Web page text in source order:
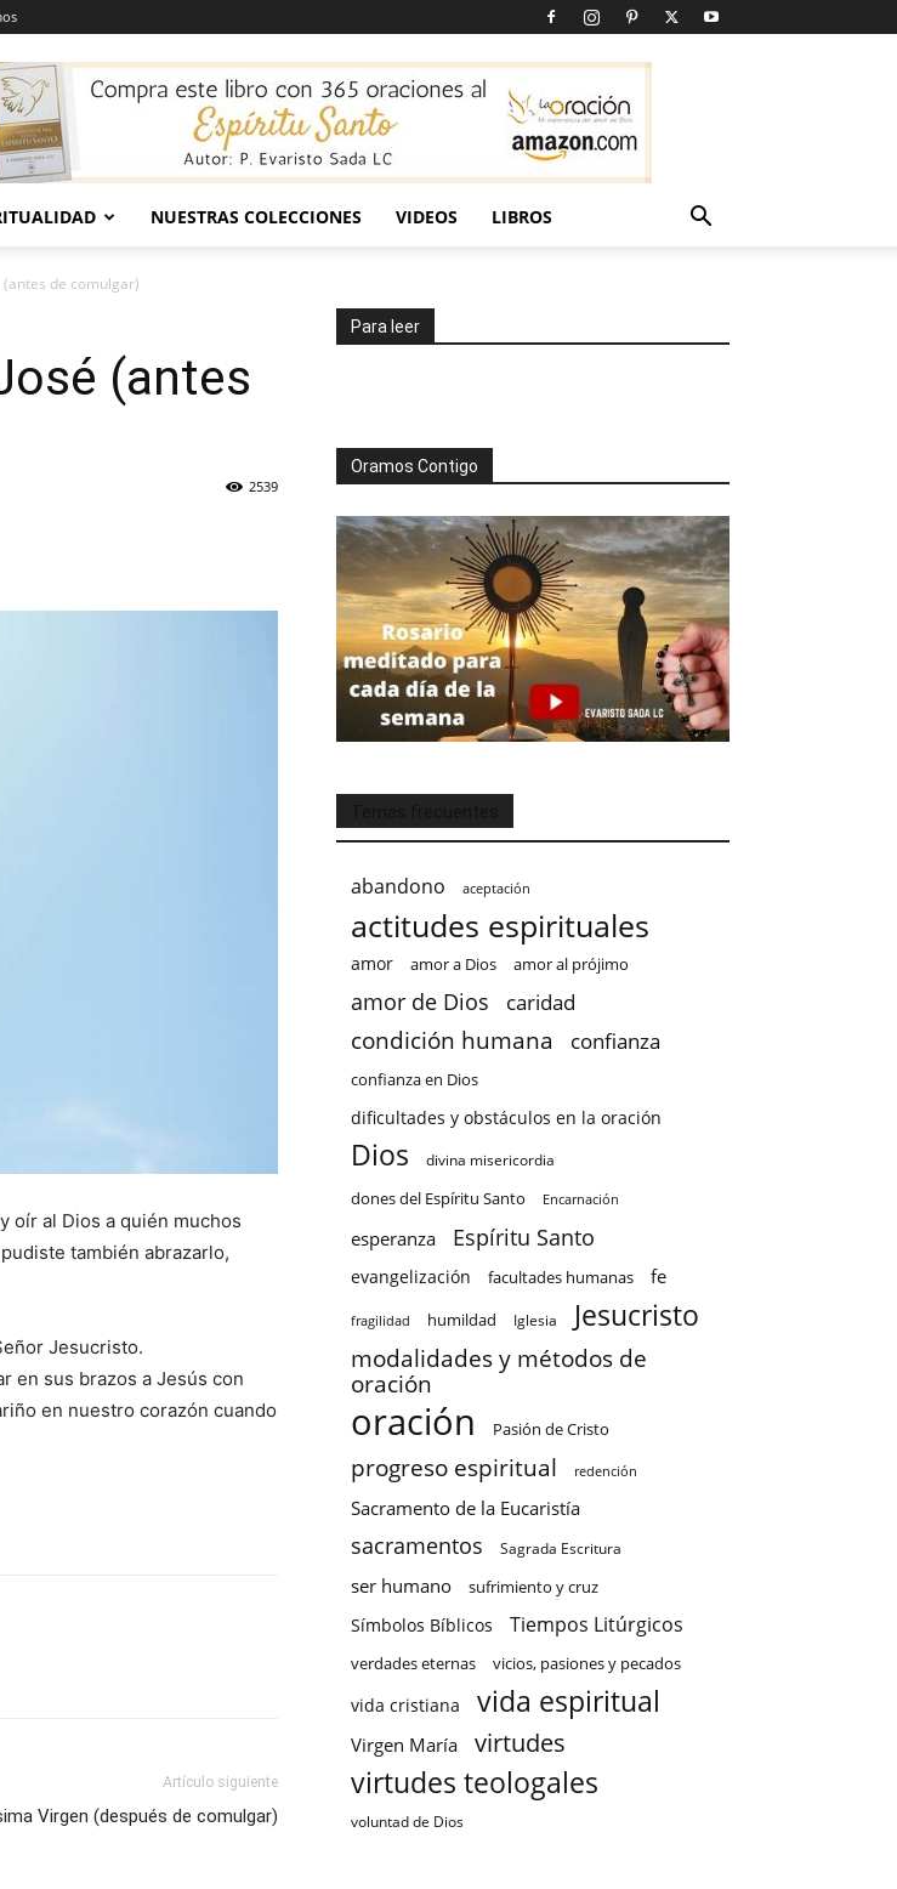
NUESTRAS COLECCIONES VIDEOS LIBROS
(antes de comulgar)
(antes
2539
oír al Dios a quién muchos
también abrazarlo,
Jesucristo.
en sus brazos a Jesús con
en nuestro corazón cuando
Artículo siguiente
Virgen (después de comulgar)
Para leer
Oramos Contigo
abandono aceptación
actitudes espirituales
amor amor a Dios amor al prójimo
amor de Dios caridad
condición humana confianza
confianza en Dios
dificultades y obstáculos en la oración
Dios divina misericordia
dones del Espíritu Santo Encarnación
esperanza Espíritu Santo
evangelización facultades humanas fe
fragilidad humildad Iglesia Jesucristo
modalidades y métodos de
oración
oración Pasión de Cristo
progreso espiritual redención
Sacramento de la Eucaristía
sacramentos Sagrada Escritura
ser humano sufrimiento y cruz
Símbolos Bíblicos Tiempos Litúrgicos
verdades eternas vicios, pasiones y pecados
vida cristiana vida espiritual
Virgen María virtudes
virtudes teologales
voluntad de Dios